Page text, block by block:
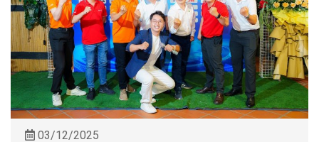
03/12/2025